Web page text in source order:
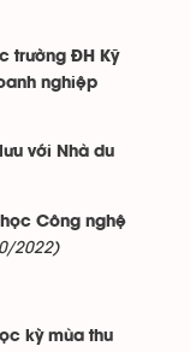
trường ĐH Kỹ
nghiệp
với Nhà du
Công nghệ
2022)
kỳ mùa thu